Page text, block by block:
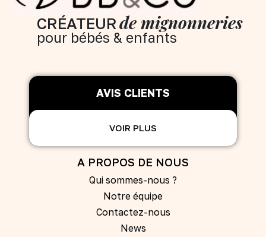
CRÉATEURde mignonneries
pour bébés & enfants
AVIS CLIENTS
VOIR PLUS
A PROPOS DE NOUS
Qui sommes-nous ?
Notre équipe
Contactez-nous
News